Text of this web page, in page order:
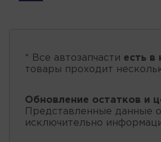
* Все автозапчасти есть в
товары проходит
Обновление остатков и
Представленные данные
исключительно